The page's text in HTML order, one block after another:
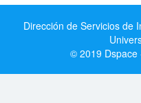
Dirección de Servicios de
© 2019 Dspace